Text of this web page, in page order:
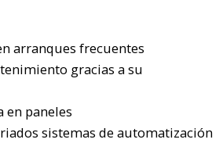
arranques frecuentes
gracias a su
en paneles
sistemas de automatización